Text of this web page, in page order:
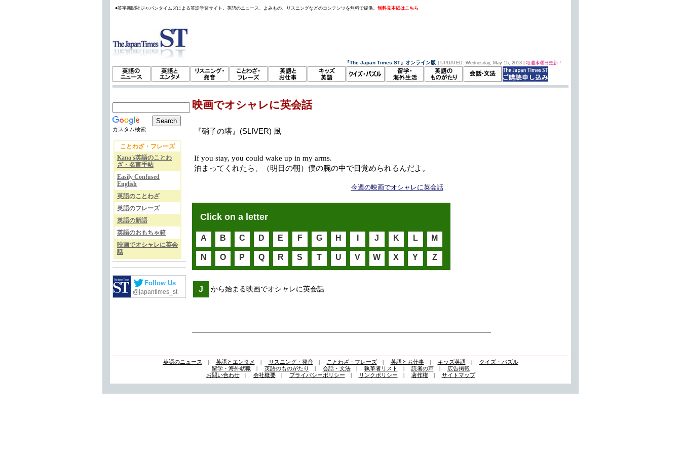
●英字新聞社ジャパンタイムズによる英語学習サイト。英語のニュース、よみもの、リスニングなどのコンテンツを無料で提供。 無料見本紙はこちら
『The Japan Times ST』オンライン版 | UPDATED: Wednesday, May 15, 2013 | 毎週水曜日更新！
カスタム検索
ことわざ・フレーズ
Kana's英語のことわ
ざ・名言手帖
Easily Confused
English
英語のことわざ
英語のフレーズ
英語の新語
英語のおもちゃ箱
映画でオシャレに英会
話
Follow Us
@japantimes_st
映画でオシャレに英会話
『硝子の塔』(SLIVER) 風
If you stay, you could wake up in my arms.
泊まってくれたら、（明日の朝）僕の腕の中で目覚められるんだよ。
今週の映画でオシャレに英会話
Click on a letter
A B C D E F G H J K L M
N O P Q R S T U V W X Y Z
J から始まる映画でオシャレに英会話
英語のニュース | 英語とエンタメ | リスニング・発音| ことわざ・フレーズ| 英語とお仕事| キッズ英語|
クイズ・パズル
留学・海外就職| 英語のものがたり | 会話・文法| 執筆者リスト | 読者の声|
広告掲載
お問い合わせ| 会社概要| プライバシーポリシー | リンクポリシー | 著作権| サイトマップ